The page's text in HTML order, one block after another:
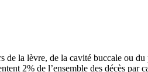
la lèvre, de la cavité buccale ou
2% de l’ensemble des décès par